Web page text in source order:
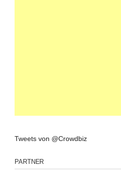
Tweets von @Crowdbiz
PARTNER